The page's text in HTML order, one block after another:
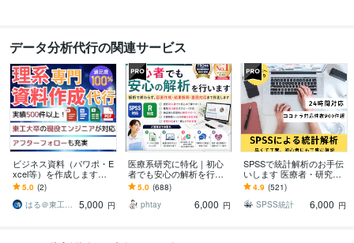
データ分析代行の関連サービス
ビジネス資料（パワポ・E
xcel等）を作成します
【理系専門】東工大卒の
現役設計エンジニアが対
応！統計解析も可
5.0 (2)
はる＠東工大卒の現役設計エンジニア
5,000 円
医療系研究に特化｜初心
者でも安心の解析を行い
ます 解析で終わらず、図
表作成・結果解釈・査読
対応まで支援します
5.0 (688)
phtay
6,000 円
SPSSで統計解析のお手伝
いします 医療者・研究初
心者看護研究など統計解
析にお困りの方にお勧め
4.9 (521)
SPSS統計
6,000 円